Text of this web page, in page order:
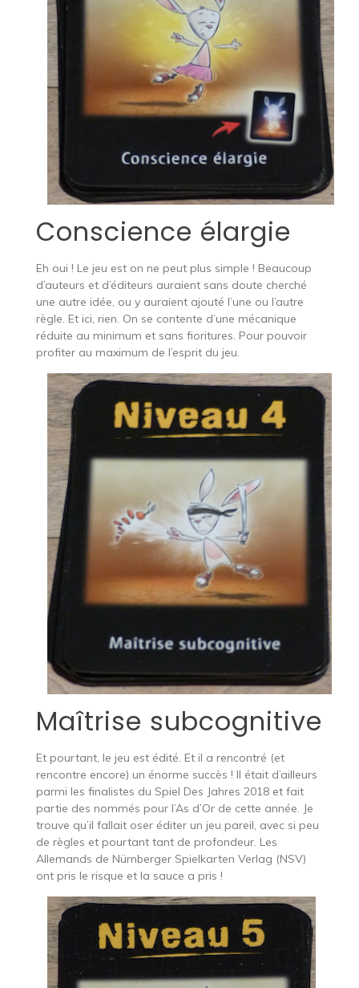
Conscience élargie
Eh oui ! Le jeu est on ne peut plus simple ! Beaucoup
d’auteurs et d’éditeurs auraient sans doute cherché
une autre idée, ou y auraient ajouté l’une ou l’autre
règle. Et ici, rien. On se contente d’une mécanique
réduite au minimum et sans fioritures. Pour pouvoir
profiter au maximum de l’esprit du jeu.
Maîtrise subcognitive
Et pourtant, le jeu est édité. Et il a rencontré (et
rencontre encore) un énorme succès ! Il était d’ailleurs
parmi les finalistes du Spiel Des Jahres 2018 et fait
partie des nommés pour l’As d’Or de cette année. Je
trouve qu’il fallait oser éditer un jeu pareil, avec si peu
de règles et pourtant tant de profondeur. Les
Allemands de Nürnberger Spielkarten Verlag (NSV)
ont pris le risque et la sauce a pris !